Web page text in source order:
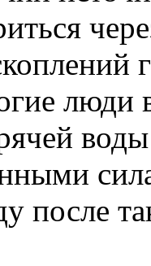
люди
воды
после